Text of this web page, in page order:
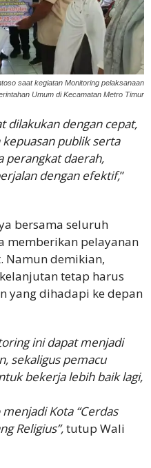
saat kegiatan Monitoring pelaksanaan
Umum di Kecamatan Metro Timur
dilakukan dengan cepat,
publik serta
perangkat daerah,
dengan efektif,”
bersama seluruh
memberikan pelayanan
Namun demikian,
tetap harus
yang dihadapi ke depan
ini dapat menjadi
sekaligus pemacu
bekerja lebih baik lagi,
Kota “Cerdas
Religius”,tutup Wali